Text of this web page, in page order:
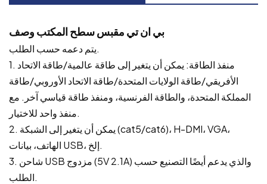
بي ان تي مقبس سطح المكتب وصف
يتم دعمه حسب الطلب.
1. منفذ الطاقة: يمكن أن يتغير إلى طاقة عالمية/طاقة الاتحاد
الأفريقي/طاقة الولايات المتحدة/طاقة الاتحاد الأوروبي/طاقة
المملكة المتحدة، والطاقة الفرنسية، ومنفذ طاقة قياسي آخر. مع
منفذ واحد للاختيار.
2. يمكن أن يتغير إلى الشبكة (cat5/cat6)، H-DMI، VGA،
الهاتف، بيانات USB، إلخ.
3. شاحن USB مزدوج (5V 2.1A) والذي يدعم أيضًا التصنيع حسب
الطلب.